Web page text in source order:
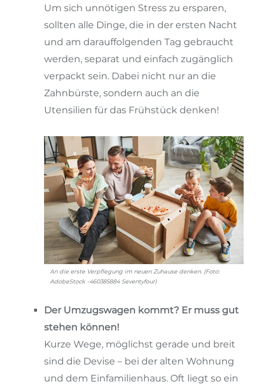
Um sich unnötigen Stress zu ersparen,
sollten alle Dinge, die in der ersten Nacht
und am darauffolgenden Tag gebraucht
werden, separat und einfach zugänglich
verpackt sein. Dabei nicht nur an die
Zahnbürste, sondern auch an die
Utensilien für das Frühstück denken!
An die erste Verpflegung im neuen Zuhause denken. (Foto:
AdobeStock -460385884 Seventyfour)
Der Umzugswagen kommt? Er muss gut
stehen können!
Kurze Wege, möglichst gerade und breit
sind die Devise – bei der alten Wohnung
und dem Einfamilienhaus. Oft liegt so ein